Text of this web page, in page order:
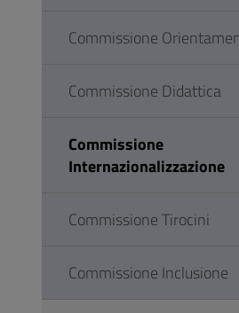
Commissione
Commissione Didattica
Commissione
Internazionalizzazione
Commissione Tirocini
Commissione Inclusione